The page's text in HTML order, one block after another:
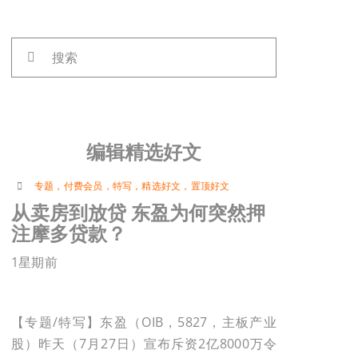
编辑精选好文
专题 ， 付费会员 ， 特写 ，精选好文 ， 置顶好文
从卖房到放贷 东盈为何突然押
注摩多贷款？
1星期前
【专题/特写】东盈（OIB，5827，主板产业
股）昨天（7月27日）宣布斥资2亿8000万令